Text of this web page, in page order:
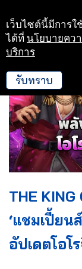
Skip
to
THE KING
‘แชมเปี้ยน
อัปเดตโอโ
เว็บไซต์นี้มีการใ
ได้ที่ นโยบายคว
บริการ
รับทราบ